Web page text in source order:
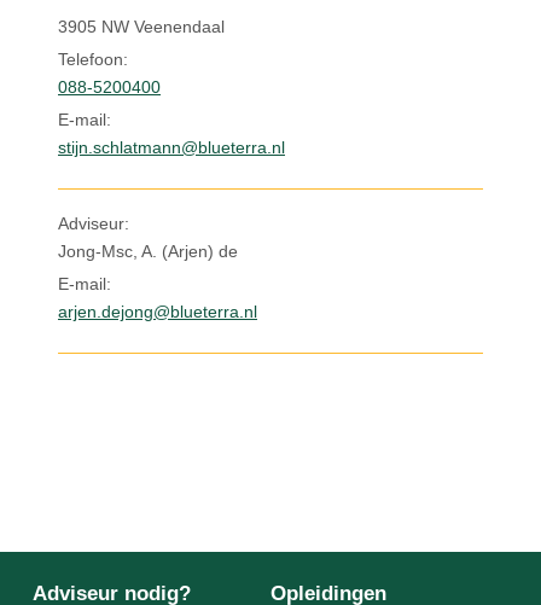
3905 NW Veenendaal
Telefoon:
088-5200400
E-mail:
stijn.schlatmann@blueterra.nl
Adviseur:
Jong-Msc, A. (Arjen) de
E-mail:
arjen.dejong@blueterra.nl
Adviseur nodig? Opleidingen